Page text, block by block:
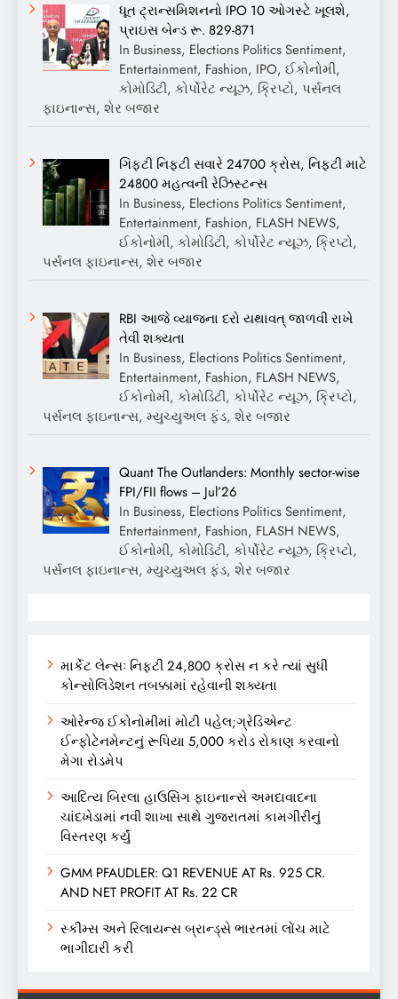
ધૂત ટ્રાન્સમિશનનો IPO 10 ઓગસ્ટે ખૂલશે,
પ્રાઇસ બેન્ડ રૂ. 829-871
In Business, Elections Politics Sentiment,
Entertainment, Fashion, IPO, ઈકોનોમી,
કોમોડિટી, કોર્પોરેટ ન્યૂઝ, ક્રિપ્ટો, પર્સનલ
ફાઇનાન્સ, શેર બજાર
ગિફ્ટી નિફ્ટી સવારે 24700 ક્રોસ, નિફ્ટી માટે
24800 મહત્વની રેઝિસ્ટન્સ
In Business, Elections Politics Sentiment,
Entertainment, Fashion, FLASH NEWS,
ઈકોનોમી, કોમોડિટી, કોર્પોરેટ ન્યૂઝ, ક્રિપ્ટો,
પર્સનલ ફાઇનાન્સ, શેર બજાર
RBI આજે વ્યાજના દરો યથાવત્ જાળવી રાખે
તેવી શક્યતા
In Business, Elections Politics Sentiment,
Entertainment, Fashion, FLASH NEWS,
ઈકોનોમી, કોમોડિટી, કોર્પોરેટ ન્યૂઝ, ક્રિપ્ટો,
પર્સનલ ફાઇનાન્સ, મ્યુચ્યુઅલ ફંડ, શેર બજાર
Quant The Outlanders: Monthly sector-wise
FPI/FII flows – Jul’26
In Business, Elections Politics Sentiment,
Entertainment, Fashion, FLASH NEWS,
ઈકોનોમી, કોમોડિટી, કોર્પોરેટ ન્યૂઝ, ક્રિપ્ટો,
પર્સનલ ફાઇનાન્સ, મ્યુચ્યુઅલ ફંડ, શેર બજાર
માર્કેટ લેન્સઃ નિફ્ટી 24,800 ક્રોસ ન કરે ત્યાં સુધી
કોન્સોલિડેશન તબક્કામાં રહેવાની શક્યતા
ઓરેન્જ ઈકોનોમીમાં મોટી પહેલ;ગ્રેડિએન્ટ
ઈન્ફોટેનમેન્ટનું રૂપિયા 5,000 કરોડ રોકાણ કરવાનો
મેગા રોડમેપ
આદિત્ય બિરલા હાઉસિંગ ફાઇનાન્સે અમદાવાદના
ચાંદખેડામાં નવી શાખા સાથે ગુજરાતમાં કામગીરીનું
વિસ્તરણ કર્યું
GMM PFAUDLER: Q1 REVENUE AT Rs. 925 CR.
AND NET PROFIT AT Rs. 22 CR
સ્કીમ્સ અને રિલાયન્સ બ્રાન્ડ્સે ભારતમાં લોંચ માટે
ભાગીદારી કરી